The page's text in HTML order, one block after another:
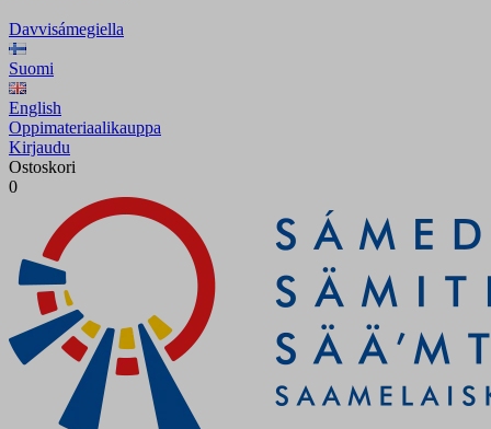
Davvisámegiella
Suomi
English
Oppimateriaalikauppa
Kirjaudu
Ostoskori
0